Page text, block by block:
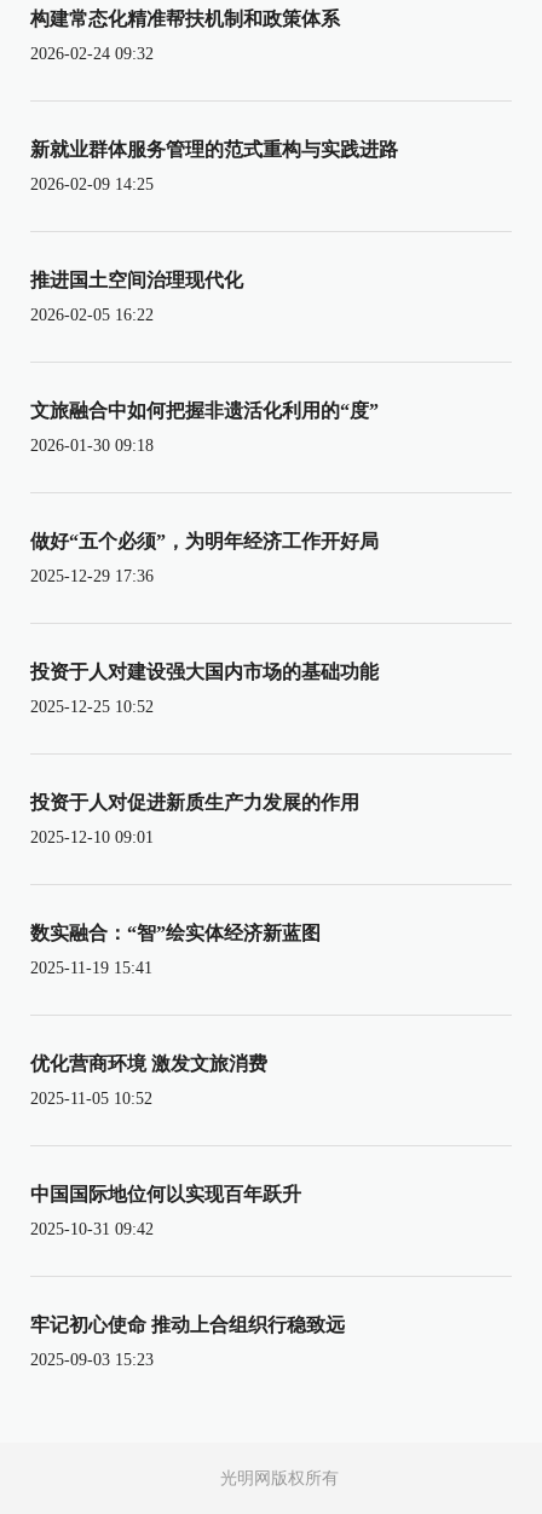
构建常态化精准帮扶机制和政策体系
2026-02-24 09:32
新就业群体服务管理的范式重构与实践进路
2026-02-09 14:25
推进国土空间治理现代化
2026-02-05 16:22
文旅融合中如何把握非遗活化利用的“度”
2026-01-30 09:18
做好“五个必须”，为明年经济工作开好局
2025-12-29 17:36
投资于人对建设强大国内市场的基础功能
2025-12-25 10:52
投资于人对促进新质生产力发展的作用
2025-12-10 09:01
数实融合：“智”绘实体经济新蓝图
2025-11-19 15:41
优化营商环境 激发文旅消费
2025-11-05 10:52
中国国际地位何以实现百年跃升
2025-10-31 09:42
牢记初心使命 推动上合组织行稳致远
2025-09-03 15:23
光明网版权所有